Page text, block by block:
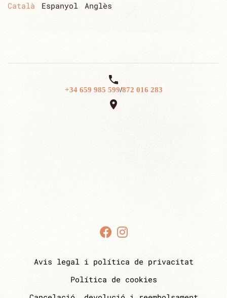
Català Espanyol Anglès

+34 659 985 599/872 016 283

Avis legal i política de privacitat
Política de cookies